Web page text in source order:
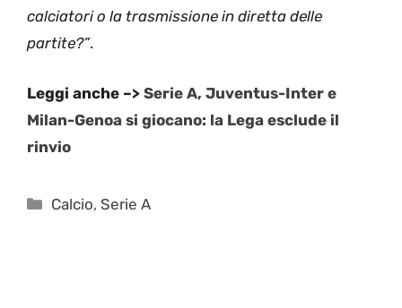
calciatori o la trasmissione in diretta delle
partite?”.
Leggi anche –> Serie A, Juventus-Inter e
Milan-Genoa si giocano: la Lega esclude il
rinvio
Categorie
Calcio,Serie A